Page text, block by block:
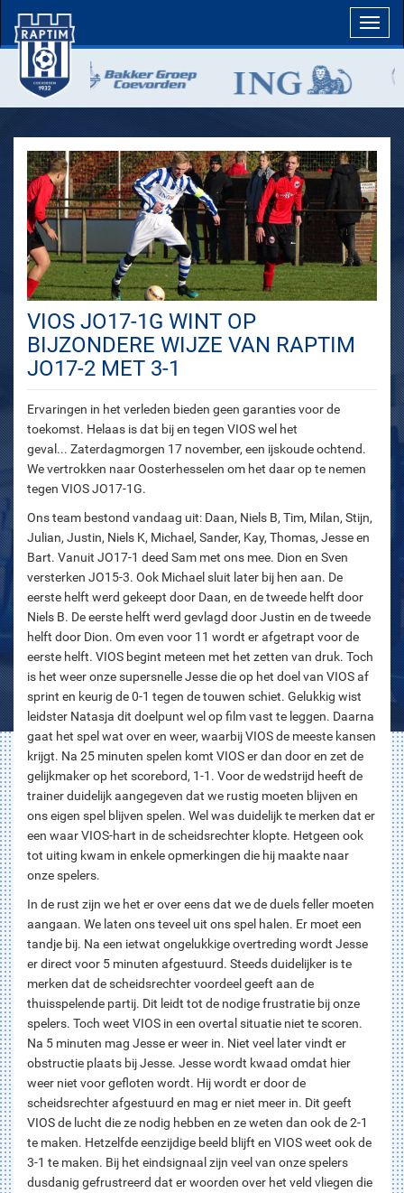
VIOS JO17-1G WINT OP
BIJZONDERE WIJZE VAN RAPTIM
JO17-2 MET 3-1
Ervaringen in het verleden bieden geen garanties voor de
toekomst. Helaas is dat bij en tegen VIOS wel het
geval... Zaterdagmorgen 17 november, een ijskoude ochtend.
We vertrokken naar Oosterhesselen om het daar op te nemen
tegen VIOS JO17-1G.
Ons team bestond vandaag uit: Daan, Niels B, Tim, Milan, Stijn,
Julian, Justin, Niels K, Michael, Sander, Kay, Thomas, Jesse en
Bart. Vanuit JO17-1 deed Sam met ons mee. Dion en Sven
versterken JO15-3. Ook Michael sluit later bij hen aan. De
eerste helft werd gekeept door Daan, en de tweede helft door
Niels B. De eerste helft werd gevlagd door Justin en de tweede
helft door Dion. Om even voor 11 wordt er afgetrapt voor de
eerste helft. VIOS begint meteen met het zetten van druk. Toch
is het weer onze supersnelle Jesse die op het doel van VIOS af
sprint en keurig de 0-1 tegen de touwen schiet. Gelukkig wist
leidster Natasja dit doelpunt wel op film vast te leggen. Daarna
gaat het spel wat over en weer, waarbij VIOS de meeste kansen
krijgt. Na 25 minuten spelen komt VIOS er dan door en zet de
gelijkmaker op het scorebord, 1-1. Voor de wedstrijd heeft de
trainer duidelijk aangegeven dat we rustig moeten blijven en
ons eigen spel blijven spelen. Wel was duidelijk te merken dat er
een waar VIOS-hart in de scheidsrechter klopte. Hetgeen ook
tot uiting kwam in enkele opmerkingen die hij maakte naar
onze spelers.
In de rust zijn we het er over eens dat we de duels feller moeten
aangaan. We laten ons teveel uit ons spel halen. Er moet een
tandje bij. Na een ietwat ongelukkige overtreding wordt Jesse
er direct voor 5 minuten afgestuurd. Steeds duidelijker is te
merken dat de scheidsrechter voordeel geeft aan de
thuisspelende partij. Dit leidt tot de nodige frustratie bij onze
spelers. Toch weet VIOS in een overtal situatie niet te scoren.
Na 5 minuten mag Jesse er weer in. Niet veel later vindt er
obstructie plaats bij Jesse. Jesse wordt kwaad omdat hier
weer niet voor gefloten wordt. Hij wordt er door de
scheidsrechter afgestuurd en mag er niet meer in. Dit geeft
VIOS de lucht die ze nodig hebben en ze weten dan ook de 2-1
te maken. Hetzelfde eenzijdige beeld blijft en VIOS weet ook de
3-1 te maken. Bij het eindsignaal zijn veel van onze spelers
dusdanig gefrustreerd dat er woorden over het veld vliegen die